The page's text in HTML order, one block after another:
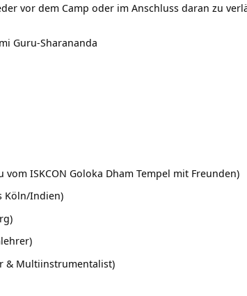
vor dem Camp oder im Anschluss daran zu
Guru-Sharananda
ISKCON Goloka Dham Tempel mit Freunden)
Köln/Indien)
& Multiinstrumentalist)